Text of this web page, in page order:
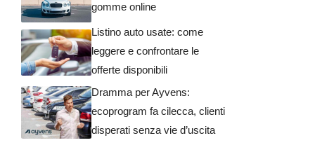
gomme online
Listino auto usate: come
leggere e confrontare le
offerte disponibili
Dramma per Ayvens:
ecoprogram fa cilecca, clienti
disperati senza vie d’uscita